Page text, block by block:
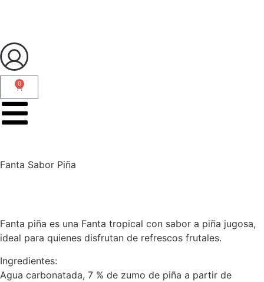
0
Fanta Sabor Piña
Fanta piña es una Fanta tropical con sabor a piña jugosa,
ideal para quienes disfrutan de refrescos frutales.
Ingredientes:
Agua carbonatada, 7 % de zumo de piña a partir de